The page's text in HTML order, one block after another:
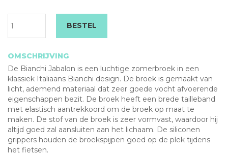
Milano
Jabalon
aantal
BESTEL
OMSCHRIJVING
De Bianchi Jabalon is een luchtige zomerbroek in een
klassiek Italiaans Bianchi design. De broek is gemaakt van
licht, ademend materiaal dat zeer goede vocht afvoerende
eigenschappen bezit. De broek heeft een brede tailleband
met elastisch aantrekkoord om de broek op maat te
maken. De stof van de broek is zeer vormvast, waardoor hij
altijd goed zal aansluiten aan het lichaam. De siliconen
grippers houden de broekspijpen goed op de plek tijdens
het fietsen.